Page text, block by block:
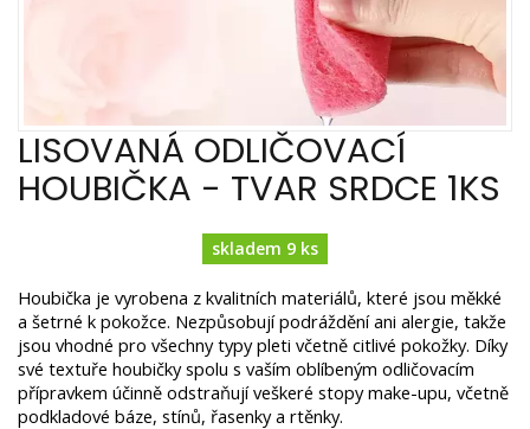
LISOVANÁ ODLIČOVACÍ
HOUBIČKA - TVAR SRDCE 1KS
skladem 9 ks
Houbička je vyrobena z kvalitních materiálů, které jsou měkké
a šetrné k pokožce. Nezpůsobují podráždění ani alergie, takže
jsou vhodné pro všechny typy pleti včetně citlivé pokožky. Díky
své textuře houbičky spolu s vaším oblíbeným odličovacím
přípravkem účinně odstraňují veškeré stopy make-upu, včetně
podkladové báze, stínů, řasenky a rtěnky.